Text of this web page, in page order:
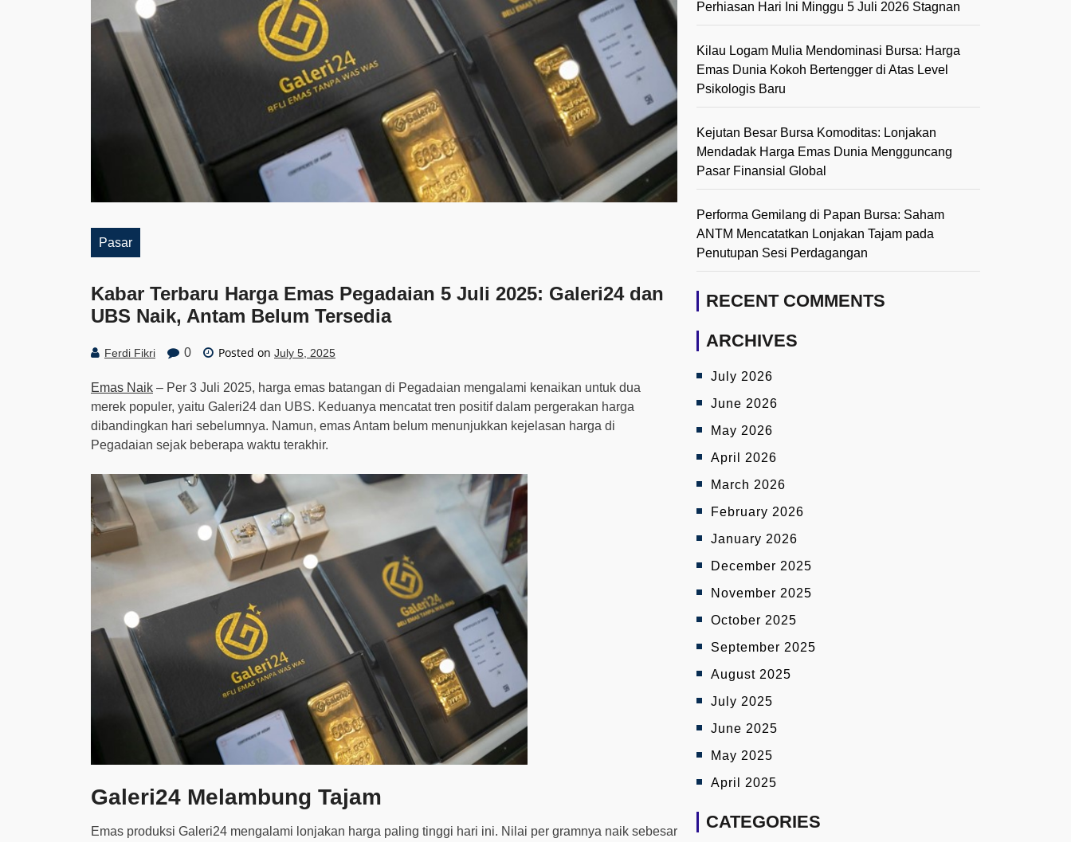
Pasar
Kabar Terbaru Harga Emas Pegadaian 5 Juli 2025: Galeri24 dan
UBS Naik, Antam Belum Tersedia
Ferdi Fikri 0 Posted on July 5, 2025
Emas Naik – Per 3 Juli 2025, harga emas batangan di Pegadaian mengalami kenaikan untuk dua
merek populer, yaitu Galeri24 dan UBS. Keduanya mencatat tren positif dalam pergerakan harga
dibandingkan hari sebelumnya. Namun, emas Antam belum menunjukkan kejelasan harga di
Pegadaian sejak beberapa waktu terakhir.
Galeri24 Melambung Tajam
Emas produksi Galeri24 mengalami lonjakan harga paling tinggi hari ini. Nilai per gramnya naik sebesar
Perhiasan Hari Ini Minggu 5 Juli 2026 Stagnan
Kilau Logam Mulia Mendominasi Bursa: Harga
Emas Dunia Kokoh Bertengger di Atas Level
Psikologis Baru
Kejutan Besar Bursa Komoditas: Lonjakan
Mendadak Harga Emas Dunia Mengguncang
Pasar Finansial Global
Performa Gemilang di Papan Bursa: Saham
ANTM Mencatatkan Lonjakan Tajam pada
Penutupan Sesi Perdagangan
RECENT COMMENTS
ARCHIVES
July 2026
June 2026
May 2026
April 2026
March 2026
February 2026
January 2026
December 2025
November 2025
October 2025
September 2025
August 2025
July 2025
June 2025
May 2025
April 2025
CATEGORIES